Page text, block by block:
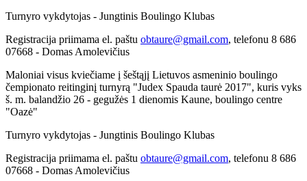
Turnyro vykdytojas - Jungtinis Boulingo Klubas
Registracija priimama el. paštu obtaure@gmail.com, telefonu 8 686
07668 - Domas Amolevičius
Maloniai visus kviečiame į šeštąjį Lietuvos asmeninio boulingo
čempionato reitinginį turnyrą "Judex Spauda taurė 2017", kuris vyks
š. m. balandžio 26 - gegužės 1 dienomis Kaune, boulingo centre
"Oazė"
Turnyro vykdytojas - Jungtinis Boulingo Klubas
Registracija priimama el. paštu obtaure@gmail.com, telefonu 8 686
07668 - Domas Amolevičius